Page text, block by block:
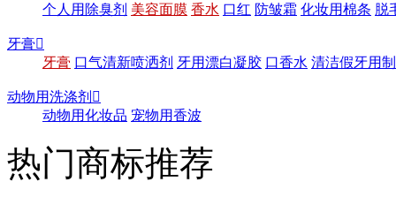
个人用除臭剂 美容面膜 香水 口红 防皱霜 化妆用棉条 脱
牙膏
牙膏 口气清新喷洒剂 牙用漂白凝胶 口香水 清洁假牙用
动物用洗涤剂 
动物用化妆品 宠物用香波
热门商标推荐